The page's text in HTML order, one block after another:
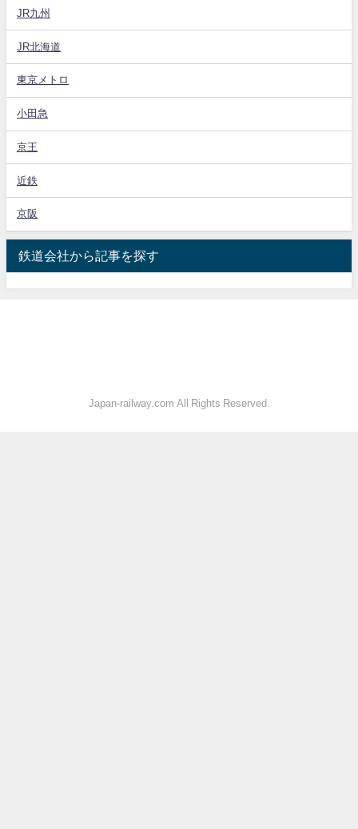
JR九州
JR北海道
東京メトロ
小田急
京王
近鉄
京阪
鉄道会社から記事を探す
Japan-railway.com All Rights Reserved.